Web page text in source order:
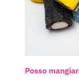
Posso